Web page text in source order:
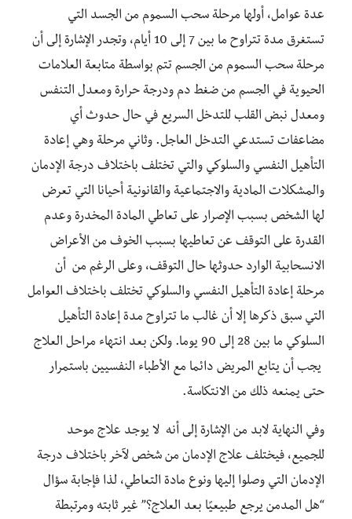
عدة عوامل، أولها مرحلة سحب السموم من الجسد التي
تستغرق مدة تتراوح ما بين 7 إلى 10 أيام، وتجدر الإشارة إلى أن
مرحلة سحب السموم من الجسم تتم بواسطة متابعة العلامات
الحيوية في الجسم من ضغط دم ودرجة حرارة ومعدل التنفس
ومعدل نبض القلب للتدخل السريع في حال حدوث أي
مضاعفات تستدعي التدخل العاجل. وثاني مرحلة وهي إعادة
التأهيل النفسي والسلوكي والتي تختلف باختلاف درجة الإدمان
والمشكلات المادية والاجتماعية والقانونية أحيانا التي تعرض
لها الشخص بسبب الإصرار على تعاطي المادة المخدرة وعدم
القدرة على التوقف عن تعاطيها بسبب الخوف من الأعراض
الانسحابية الوارد حدوثها حال التوقف، وعلى الرغم من أن
مرحلة إعادة التأهيل النفسي والسلوكي تختلف باختلاف العوامل
التي سبق ذكرها إلا أن غالب ما تتراوح مدة إعادة التأهيل
السلوكي ما بين 28 إلى 90 يوما. ولكن بعد انتهاء مراحل العلاج
يجب أن يتابع المريض دائما مع الأطباء النفسيين باستمرار
حتى يمنعه ذلك من الانتكاسة.
وفي النهاية لابد من الإشارة إلى أنه لا يوجد علاج موحد
للجميع، فيختلف علاج الإدمان من شخص لآخر باختلاف درجة
الإدمان التي وصلوا إليها ونوع مادة التعاطي، لذا فإجابة سؤال
“هل المدمن يرجع طبيعيًا بعد العلاج؟” غير ثابته ومرتبطة